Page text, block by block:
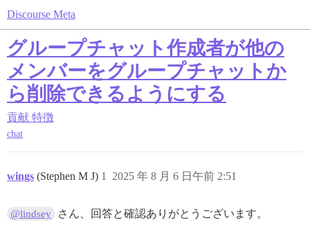
Discourse Meta
グループチャット作成者が他の
メンバーをグループチャットか
ら削除できるようにする
貢献 特徴
chat
wings (Stephen M J) 2025 年 8 月 6 日午前 2:51
1
@lindsey さん、回答と確認ありがとうございます。